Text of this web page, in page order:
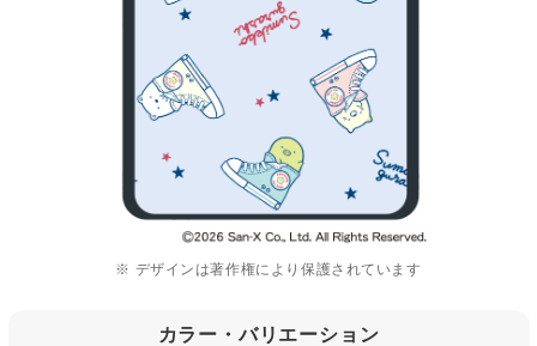
※ デザインは著作権により保護されています
カラー・バリエーション